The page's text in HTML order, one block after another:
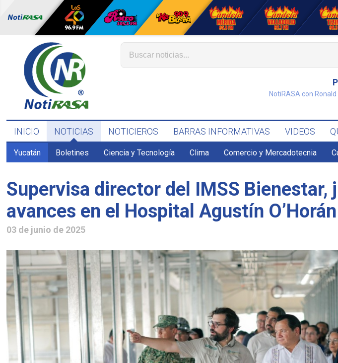
NotiRASA con
INICIO NOTICIAS NOTICIEROS BARRAS INFORMATIVAS VIDEOS
Yucatán Boletines Ciencia y Tecnología Clima Comercio y Mercadotecnia
Supervisa director del IMSS Bienestar,
avances en el Hospital Agustín O’Horán
03 de junio de 2025